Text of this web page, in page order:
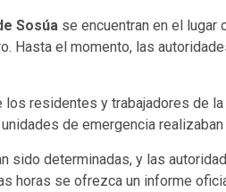
Sosúa se encuentran en el
Hasta el momento, las
los residentes y trabajadores de
de emergencia
sido determinadas, y las
horas se ofrezca un informe